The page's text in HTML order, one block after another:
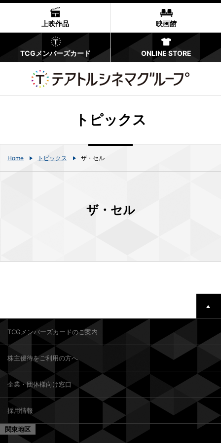
上映作品 映画館
TCGメンバーズカード ONLINE STORE
トピックス
Home トピックス ザ・セル
ザ・セル
TCGメンバーズカードのご案内
株主優待をご利用の方へ
企業・団体様向け窓口
採用情報
関東地区